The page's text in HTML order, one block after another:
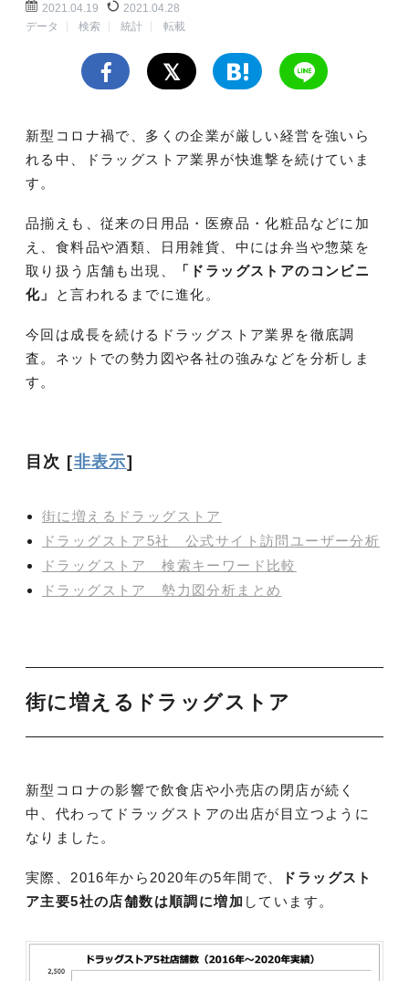
2021.04.19
2021.04.28
データ
検索 統計 転載
新型コロナ禍で、多くの企業が厳しい経営を強いら
れる中、ドラッグストア業界が快進撃を続けていま
す。
品揃えも、従来の日用品・医療品・化粧品などに加
え、食料品や酒類、日用雑貨、中には弁当や惣菜を
取り扱う店舗も出現、
「ドラッグストアのコンビニ
化」
と言われるまでに進化。
今回は成長を続けるドラッグストア業界を徹底調
査。ネットでの勢力図や各社の強みなどを分析しま
す。
目次 [非表示]
街に増えるドラッグストア
ドラッグストア5社 公式サイト訪問ユーザー分析
ドラッグストア 検索キーワード比較
ドラッグストア 勢力図分析まとめ
街に増えるドラッグストア
新型コロナの影響で飲食店や小売店の閉店が続く
中、代わってドラッグストアの出店が目立つように
なりました。
実際、2016年から2020年の5年間で、
ドラッグスト
ア主要5社の店舗数は順調に増加 しています。